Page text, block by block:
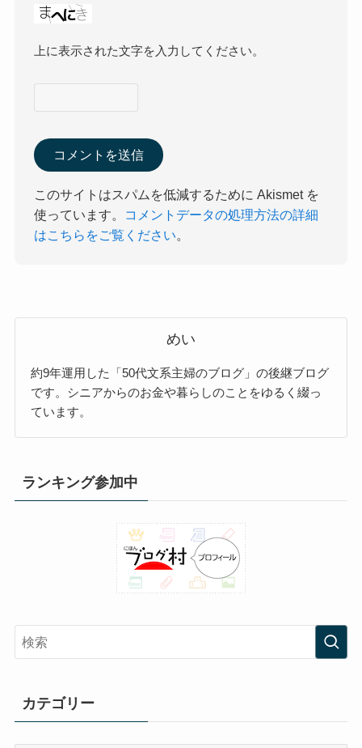
上に表示された文字を入力してください。
このサイトはスパムを低減するために Akismet を
使っています。
コメントデータの処理方法の詳細
はこちらをご覧ください。
めい
約9年運用した「50代文系主婦のブログ」の後継ブログ
です。シニアからのお金や暮らしのことをゆるく綴っ
ています。
ランキング参加中
カテゴリー